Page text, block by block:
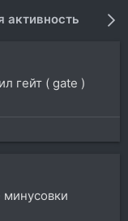
активность
гейт ( gate )